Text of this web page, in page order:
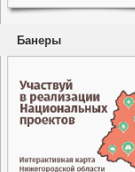
Банеры